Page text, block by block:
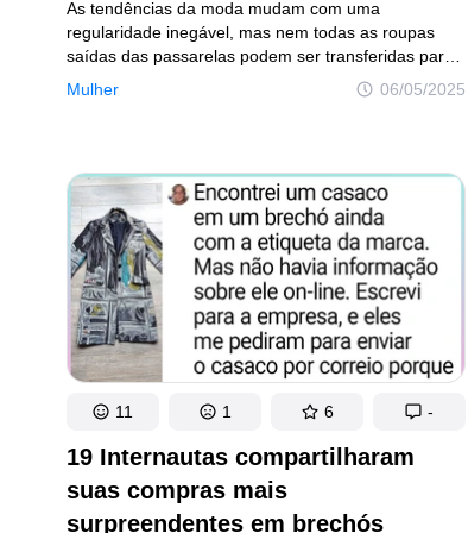
Mulher 06/05/2025
As tendências da moda mudam com uma
regularidade inegável, mas nem todas as roupas
saídas das passarelas podem ser transferidas para
a vida cotidiana. Decidimos reunir aqui dicas
de especialistas para te deixar por dentro do que
19 Internautas compartilharam
suas compras mais
surpreendentes em brechós
11 1 6 -
Política de privacidade Política de Direitos de Autor
Direitos Autorais e não podem ser usados sem a devida